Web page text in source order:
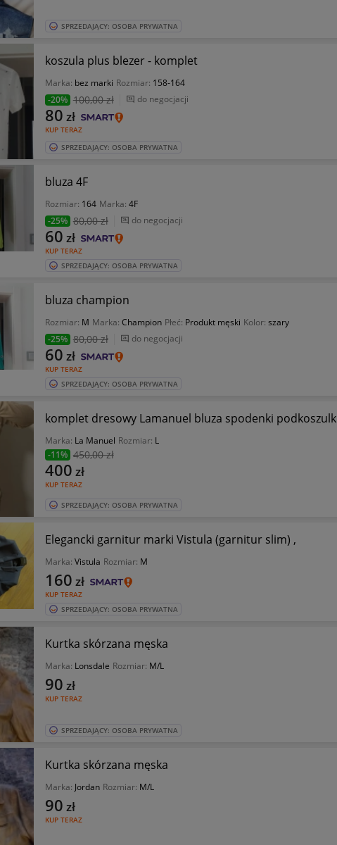
SPRZEDAJĄCY: OSOBA PRYWATNA
koszula plus blezer - komplet
Marka: bez marki Rozmiar: 158-164
-20% 100,00 zł do negocjacji
KUP TERAZ
80 zł
SPRZEDAJĄCY: OSOBA PRYWATNA
bluza 4F
Rozmiar: 164 Marka: 4F
-25% 80,00 zł do negocjacji
KUP TERAZ
60 zł
SPRZEDAJĄCY: OSOBA PRYWATNA
bluza champion
Rozmiar: M Marka: Champion Płeć: Produkt męski Kolor: szary
-25% 80,00 zł do negocjacji
KUP TERAZ
60 zł
SPRZEDAJĄCY: OSOBA PRYWATNA
komplet dresowy Lamanuel bluza spodenki podkoszulk
Marka: La Manuel Rozmiar: L
-11% 450,00 zł
KUP TERAZ
400 zł
SPRZEDAJĄCY: OSOBA PRYWATNA
Elegancki garnitur marki Vistula (garnitur slim) ,
Marka: Vistula Rozmiar: M
KUP TERAZ
160 zł
SPRZEDAJĄCY: OSOBA PRYWATNA
Kurtka skórzana męska
Marka: Lonsdale Rozmiar: M/L
KUP TERAZ
90 zł
SPRZEDAJĄCY: OSOBA PRYWATNA
Kurtka skórzana męska
Marka: Jordan Rozmiar: M/L
KUP TERAZ
90 zł